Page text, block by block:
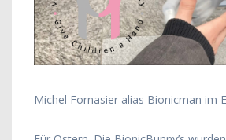
Michel Fornasier alias Bionicman im